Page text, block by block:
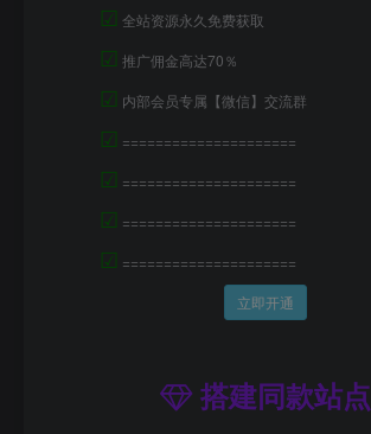
☑ 全站资源永久免费获取
☑ 推广佣金高达70％
☑ 内部会员专属【微信】交流群
☑ =====================
☑ =====================
☑ =====================
☑ =====================
立即开通
搭建同款站点